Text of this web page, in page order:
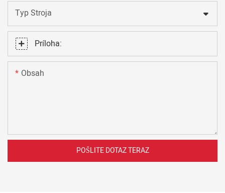
Typ Stroja
Príloha:
Obsah
POŠLITE DOTAZ TERAZ